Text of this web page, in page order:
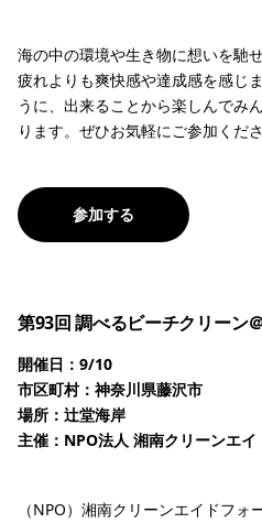
海の中の環境や生き物に想いを馳
疲れよりも爽快感や達成感を感じ
うに、出来ることから楽しんでみ
ります。ぜひお気軽にご参加くださ
参加する
第93回 調べるビーチクリーン
開催日：9/10
市区町村：神奈川県藤沢市
場所：辻堂海岸
主催：NPO法人 湘南クリーンエイ
（NPO）湘南クリーンエイドフ